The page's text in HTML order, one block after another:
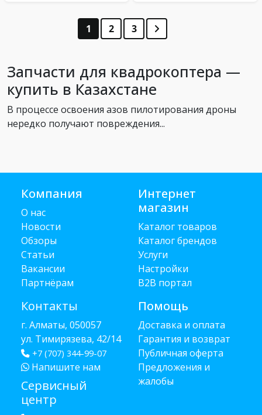
1 2 3
Запчасти для квадрокоптера —
купить в Казахстане
В процессе освоения азов пилотирования дроны
нередко получают повреждения...
Компания
О нас
Новости
Обзоры
Статьи
Вакансии
Партнёрам
Контакты
г. Алматы, 050057
ул. Тимирязева, 42/14
+7 (707) 344-99-07
Напишите нам
Сервисный
центр
Интернет
магазин
Каталог товаров
Каталог брендов
Услуги
Настройки
B2B портал
Помощь
Доставка и оплата
Гарантия и возврат
Публичная оферта
Предложения и
жалобы